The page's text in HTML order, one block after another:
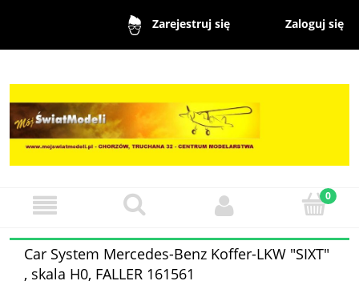
Zarejestruj się Zaloguj się
Car System Mercedes-Benz Koffer-LKW "SIXT"
, skala H0, FALLER 161561